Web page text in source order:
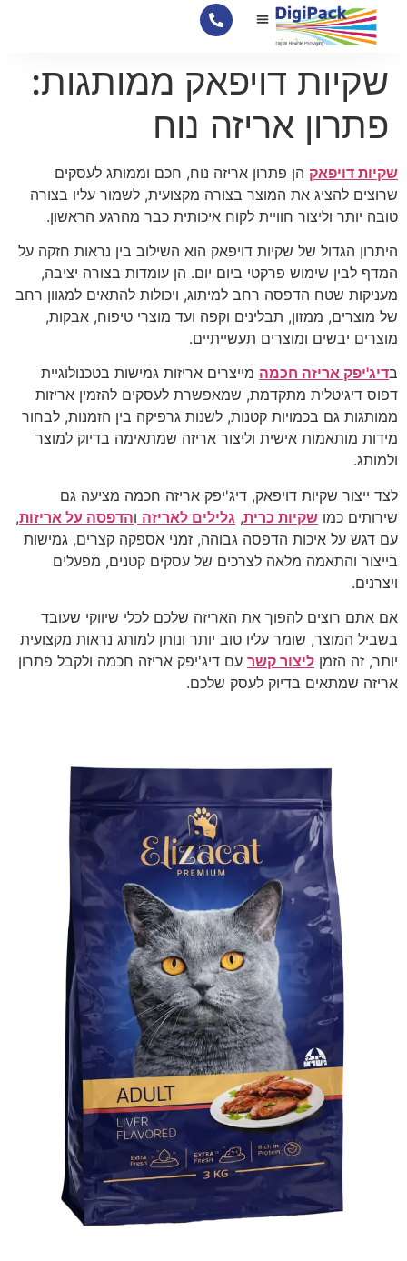
לתוכן
שקיות דויפאק ממותגות:
פתרון אריזה נוח
שקיות דויפאק הן פתרון אריזה נוח, חכם וממותג לעסקים
שרוצים להציג את המוצר בצורה מקצועית, לשמור עליו בצורה
טובה יותר וליצור חוויית לקוח איכותית כבר מהרגע הראשון.
היתרון הגדול של שקיות דויפאק הוא השילוב בין נראות חזקה על
המדף לבין שימוש פרקטי ביום יום. הן עומדות בצורה יציבה,
מעניקות שטח הדפסה רחב למיתוג, ויכולות להתאים למגוון רחב
של מוצרים, ממזון, תבלינים וקפה ועד מוצרי טיפוח, אבקות,
מוצרים יבשים ומוצרים תעשייתיים.
בדיג'יפק אריזה חכמה מייצרים אריזות גמישות בטכנולוגיית
דפוס דיגיטלית מתקדמת, שמאפשרת לעסקים להזמין אריזות
ממותגות גם בכמויות קטנות, לשנות גרפיקה בין הזמנות, לבחור
מידות מותאמות אישית וליצור אריזה שמתאימה בדיוק למוצר
ולמותג.
לצד ייצור שקיות דויפאק, דיג'יפק אריזה חכמה מציעה גם
שירותים כמו שקיות כרית, גלילים לאריזה והדפסה על אריזות,
עם דגש על איכות הדפסה גבוהה, זמני אספקה קצרים, גמישות
בייצור והתאמה מלאה לצרכים של עסקים קטנים, מפעלים
ויצרנים.
אם אתם רוצים להפוך את האריזה שלכם לכלי שיווקי שעובד
בשביל המוצר, שומר עליו טוב יותר ונותן למותג נראות מקצועית
יותר, זה הזמן ליצור קשר עם דיג'יפק אריזה חכמה ולקבל פתרון
אריזה שמתאים בדיוק לעסק שלכם.